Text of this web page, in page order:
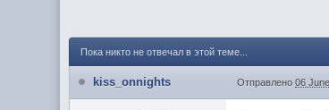
Пока никто не отвечал в этой теме...
kiss_onnights Отправлено06